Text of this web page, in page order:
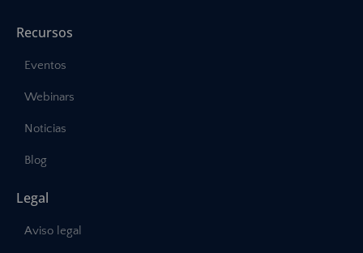
Recursos
Eventos
Webinars
Noticias
Blog
Legal
Aviso legal